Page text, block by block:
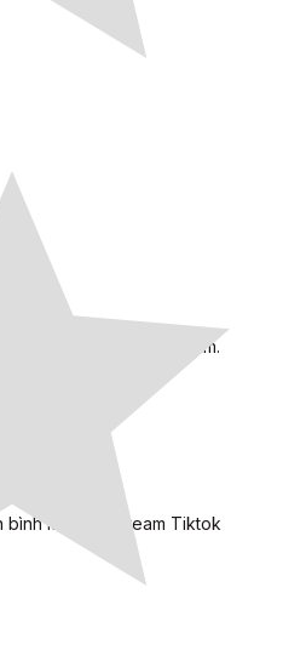
bình luận livestream Tiktok
tin, nuôi nick Instagram.